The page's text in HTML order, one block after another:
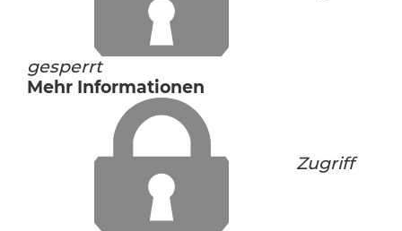
gesperrt
Mehr Informationen
Zugriff